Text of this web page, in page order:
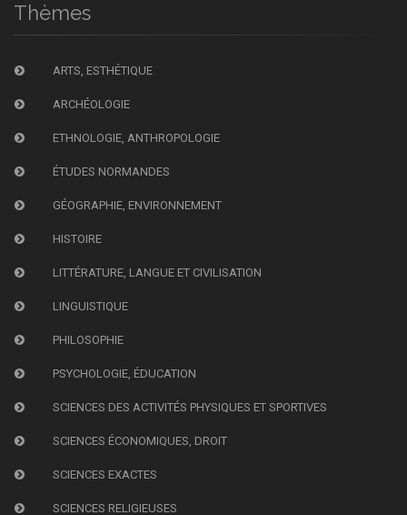
Thèmes
ARTS, ESTHÉTIQUE
ARCHÉOLOGIE
ETHNOLOGIE, ANTHROPOLOGIE
ÉTUDES NORMANDES
GÉOGRAPHIE, ENVIRONNEMENT
HISTOIRE
LITTÉRATURE, LANGUE ET CIVILISATION
LINGUISTIQUE
PHILOSOPHIE
PSYCHOLOGIE, ÉDUCATION
SCIENCES DES ACTIVITÉS PHYSIQUES ET SPORTIVES
SCIENCES ÉCONOMIQUES, DROIT
SCIENCES EXACTES
SCIENCES RELIGIEUSES